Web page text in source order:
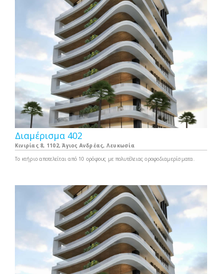
Διαμέρισμα 402
Κινιρίας 8, 1102, Άγιος Ανδρέας, Λευκωσία
Το κτήριο αποτελείται από 10 ορόφους με πολυτέλειας οροφοδιαμερίσματα.